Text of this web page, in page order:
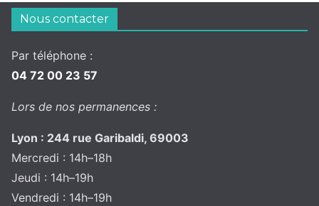
Nous contacter
Par téléphone :
04 72 00 23 57
Lors de nos permanences :
Lyon : 244 rue Garibaldi, 69003
Mercredi : 14h–18h
Jeudi : 14h–19h
Vendredi : 14h–19h